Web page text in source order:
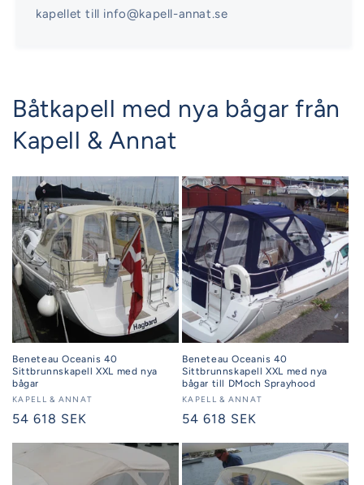
kapellet till info@kapell-annat.se
Båtkapell med nya bågar från
Kapell & Annat
Beneteau Oceanis 40
Sittbrunnskapell XXL med nya
bågar
Säljare:
KAPELL & ANNAT
Ordinarie
54 618 SEK
Beneteau Oceanis 40
Sittbrunnskapell XXL med nya
bågar till DMoch Sprayhood
Säljare:
KAPELL & ANNAT
Ordinarie
54 618 SEK